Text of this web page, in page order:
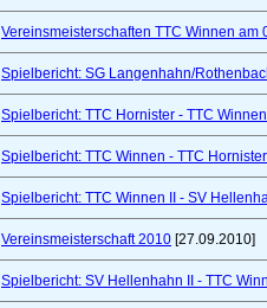
Vereinsmeisterschaften TTC Winnen am
Spielbericht: SG Langenhahn/
Spielbericht: TTC Hornister - TTC
Spielbericht: TTC Winnen - TTC
Spielbericht: TTC Winnen II - SV
Vereinsmeisterschaft 2010 [27.09.2010]
Spielbericht: SV Hellenhahn II - TTC